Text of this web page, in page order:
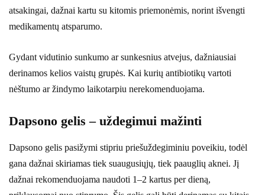
atsakingai, dažnai kartu su kitomis priemonėmis, norint išvengti
medikamentų atsparumo.
Gydant vidutinio sunkumo ar sunkesnius atvejus, dažniausiai
derinamos kelios vaistų grupės. Kai kurių antibiotikų vartoti
nėštumo ar žindymo laikotarpiu nerekomenduojama.
Dapsono gelis – uždegimui mažinti
Dapsono gelis pasižymi stipriu priešuždegiminiu poveikiu, todėl
gana dažnai skiriamas tiek suaugusiųjų, tiek paauglių aknei. Jį
dažnai rekomenduojama naudoti 1–2 kartus per dieną,